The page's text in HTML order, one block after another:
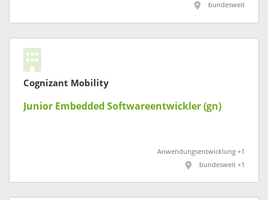
bundesweit
Cognizant Mobility
Junior Embedded Softwareentwickler (gn)
Anwendungsentwicklung +1
bundesweit +1